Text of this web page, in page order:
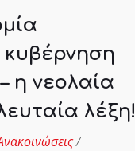
κυβέρνηση
η νεολαία
λέξη!
/